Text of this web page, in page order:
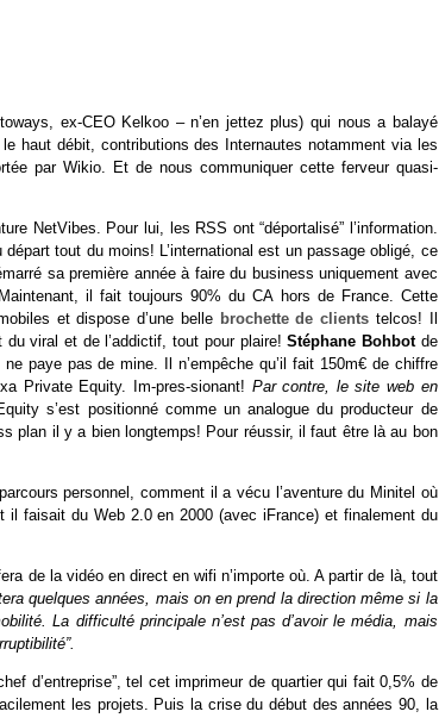
ex-CEO Kelkoo – n’en jettez plus) qui nous a balayé
haut débit, contributions des Internautes notamment via les
par Wikio. Et de nous communiquer cette ferveur quasi-
NetVibes. Pour lui, les RSS ont “déportalisé” l’information.
tout du moins! L’international est un passage obligé, ce
sa première année à faire du business uniquement avec
il fait toujours 90% du CA hors de France. Cette
et dispose d’une belle brochette de clients telcos! Il
du viral et de l’addictif, tout pour plaire!Stéphane Bohbot de
paye pas de mine. Il n’empêche qu’il fait 150m€ de chiffre
Private Equity. Im-pres-sionant! Par contre, le site web en
s’est positionné comme un analogue du producteur de
plan il y a bien longtemps! Pour réussir, il faut être là au bon
personnel, comment il a vécu l’aventure du Minitel où
il faisait du Web 2.0 en 2000 (avec iFrance) et finalement du
de la vidéo en direct en wifi n’importe où. A partir de là, tout
quelques années, mais on en prend la direction même si la
La difficulté principale n’est pas d’avoir le média, mais
d’entreprise”, tel cet imprimeur de quartier qui fait 0,5% de
les projets. Puis la crise du début des années 90, la